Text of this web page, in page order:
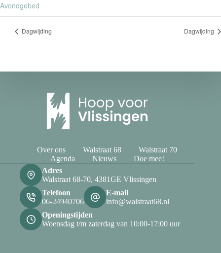
Avondgebed
Dagwijding Dagwijding
Over ons Walstraat 68
Walstraat 70
Agenda
Nieuws
Doe mee!
Adres
Walstraat 68-70, 4381GE Vlissingen
Telefoon
06-24940706
E-mail
info@walstraat68.nl
Openingstijden
Woensdag t/m zaterdag van 10:00-17:00 uur